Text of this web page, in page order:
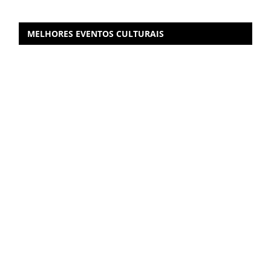
MELHORES EVENTOS CULTURAIS